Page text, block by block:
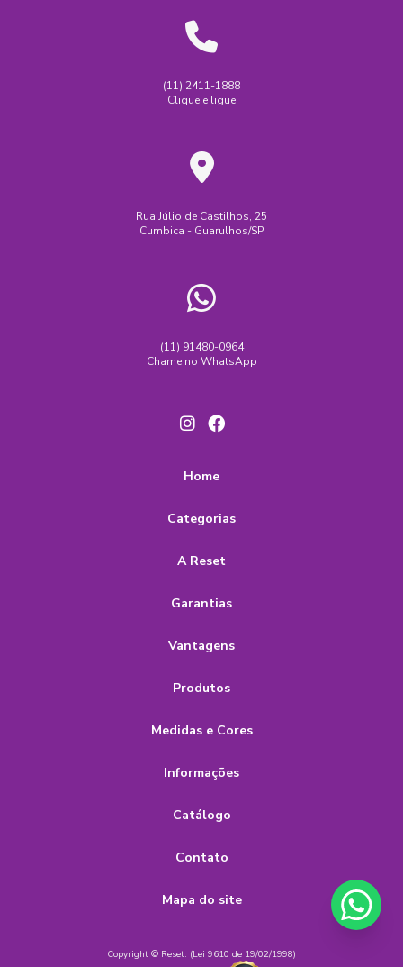
(11) 2411-1888
Clique e ligue
Rua Júlio de Castilhos, 25
Cumbica - Guarulhos/SP
(11) 91480-0964
Chame no WhatsApp
Home
Categorias
A Reset
Garantias
Vantagens
Produtos
Medidas e Cores
Informações
Catálogo
Contato
Mapa do site
Copyright © Reset. (Lei 9610 de 19/02/1998)